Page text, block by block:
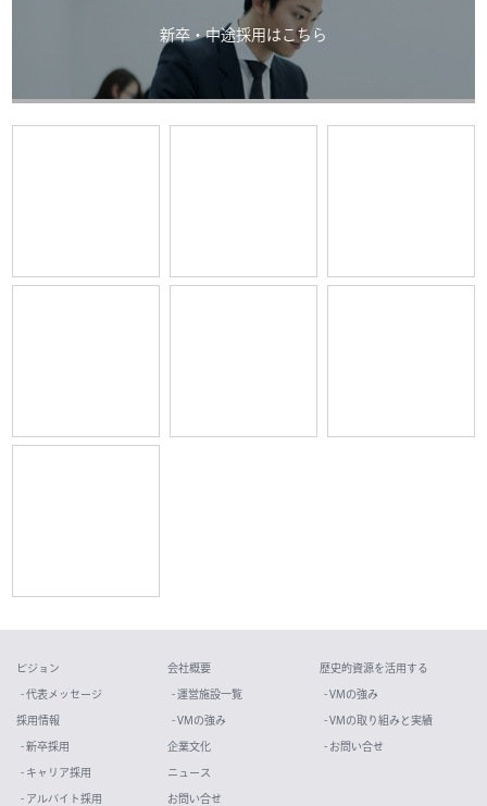
新卒・中途採用はこちら
ビジョン
- 代表メッセージ
採用情報
- 新卒採用
- キャリア採用
- アルバイト採用
会社概要
- 運営施設一覧
- VMの強み
企業文化
ニュース
お問い合せ
歴史的資源を活用する
- VMの強み
- VMの取り組みと実績
- お問い合せ